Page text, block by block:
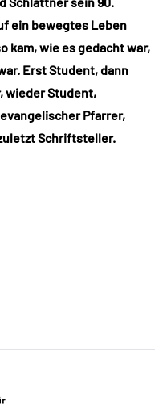
ein bewegtes Leben
kam, wie es gedacht war,
Erst Student, dann
wieder Student,
Pfarrer,
Schriftsteller.